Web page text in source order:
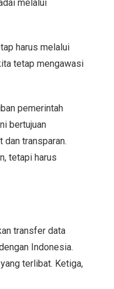
melalui
harus melalui
tetap mengawasi
pemerintah
bertujuan
transparan.
tetapi harus
transfer data
Indonesia.
terlibat. Ketiga,